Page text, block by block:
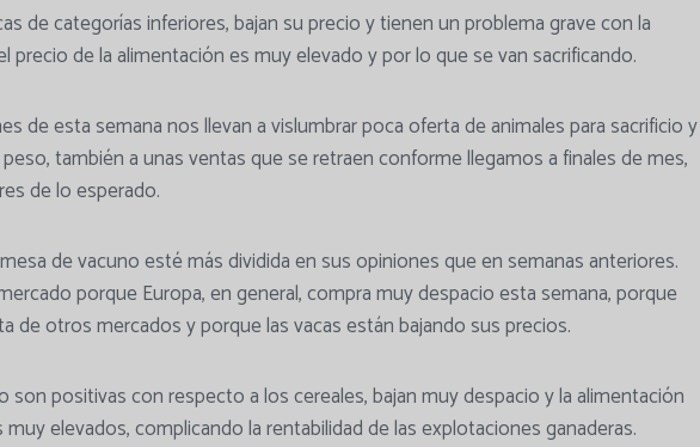
de categorías inferiores, bajan su precio y tienen un problema grave con la
precio de la alimentación es muy elevado y por lo que se van sacrificando.
de esta semana nos llevan a vislumbrar poca oferta de animales para sacrificio y
también a unas ventas que se retraen conforme llegamos a finales de mes,
de lo esperado.
de vacuno esté más dividida en sus opiniones que en semanas anteriores.
porque Europa, en general, compra muy despacio esta semana, porque
de otros mercados y porque las vacas están bajando sus precios.
son positivas con respecto a los cereales, bajan muy despacio y la alimentación
elevados, complicando la rentabilidad de las explotaciones ganaderas.